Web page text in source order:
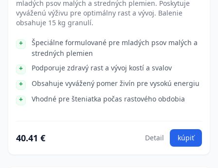
mladých psov malých a stredných plemien. Poskytuje
vyváženú výživu pre optimálny rast a vývoj. Balenie
obsahuje 15 kg granulí.
Špeciálne formulované pre mladých psov malých a
stredných plemien
Podporuje zdravý rast a vývoj kostí a svalov
Obsahuje vyvážený pomer živín pre vysokú energiu
Vhodné pre šteniatka počas rastového obdobia
40.41 € Detail kúpiť